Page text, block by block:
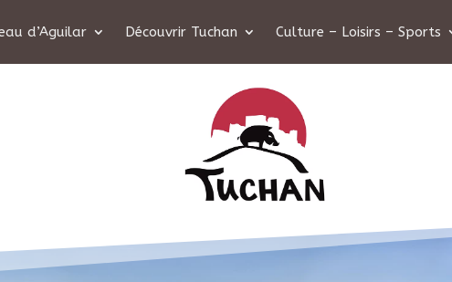
d’Aguilar Découvrir Tuchan Culture – Loisirs – Sports